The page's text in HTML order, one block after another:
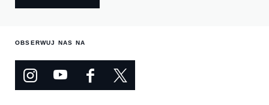
OBSERWUJ NAS NA